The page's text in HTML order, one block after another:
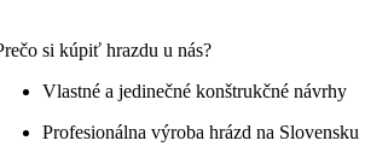
si kúpiť hrazdu u nás?
Vlastné a jedinečné konštrukčné návrhy
Profesionálna výroba hrázd na Slovensku